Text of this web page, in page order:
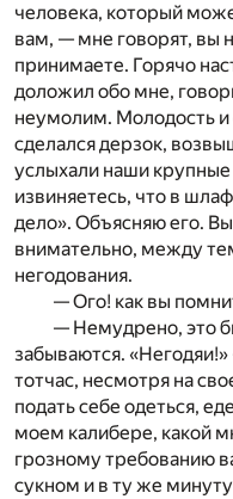
человека, который
вам, — мне говорят, вы
принимаете. Горячо
доложил обо мне,
неумолим. Молодость и
сделался дерзок,
услыхали наши
извиняетесь, что в
дело». Объясняю его.
внимательно, между
негодования.
— Ого! как вы
— Немудрено, это
забываются.
тотчас, несмотря на
подать себе одеться,
моем калибере, какой
грозному требованию
сукном и в ту же